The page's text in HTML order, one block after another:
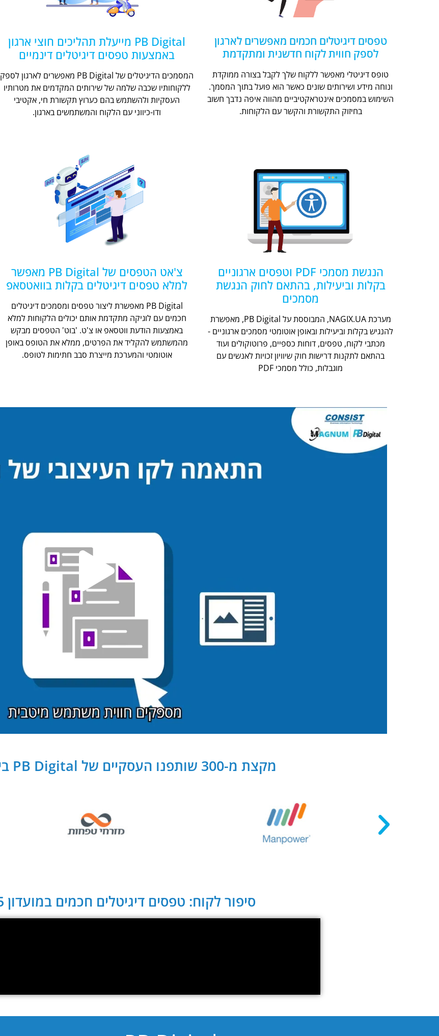
טפסים דיגיטלים חכמים מאפשרים לארגון
לספק חווית לקוח חדשנית ומתקדמת
טופס דיגיטלי מאפשר ללקוח שלך לקבל בצורה ממוקדת
ונוחה מידע ושירותים שונים כאשר הוא פועל בתוך המסמך.
השימוש במסמכים אינטראקטיביים מהווה איפה נדבך חשוב
בחיזוק התקשורת והקשר עם הלקוחות.
PB Digital מייעלת תהליכים חוצי ארגון
באמצעות טפסים דיגיטלים דינמיים
המסמכים הדיגיטלים של PB Digital מאפשרים לארגון לספק
ללקוחותיו שכבה שלמה של שירותים המקדמים את מטרותיו
העסקיות ולהשתמש בהם כערוץ תקשורת חי, אקטיבי
ודו-כיווני עם הלקוח והמשתמשים בארגון.
הנגשת מסמכי PDF וטפסים ארגוניים
בקלות וביעילות, בהתאם לחוק הנגשת
מסמכים
מערכת NAGIX.UA, המבוססת על PB Digital, מאפשרת
להנגיש בקלות וביעילות ובאופן אוטומטי מסמכים ארגוניים -
מכתבי לקוח, טפסים, דוחות כספיים, פרוטוקולים ועוד
בהתאם לתקנות דרישות חוק שיוויון זכויות לאנשים עם
מוגבלות, כולל מסמכי PDF
צ'אט הטפסים של PB Digital מאפשר
למלא טפסים דיגיטלים בקלות בוואטסאפ
PB Digital מאפשרת ליצור טפסים ומסמכים דיגיטלים
חכמים עם לוגיקה מתקדמת אותם יכולים הלקוחות למלא
באמצעות הודעת ווטסאפ או צ'ט. 'בוט' הטפסים מבקש
מהמשתמש להקליד את הפרטים, ממלא את הטופס באופן
אוטומטי והמערכת מייצרת סבב חתימות לטופס.
מקצת מ-300 שותפנו העסקיים של PB Digital בישראל ובעולם:
סיפור לקוח: טפסים דיגיטלים חכמים במועדון CLUB 365: